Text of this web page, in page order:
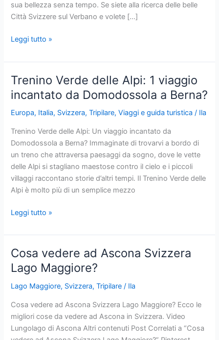
sua bellezza senza tempo. Se siete alla ricerca delle belle
Città Svizzere sul Verbano e volete […]
Scopri
belle
Città
Svizzere
sul
Verbano.
Maggiore
Cosa
Vedere,
Orari
e
Consigli
i
Leggi tutto »
Trenino Verde delle Alpi: 1 viaggio
incantato da Domodossola a Berna?
Europa, Italia, Svizzera,Tripilare,Viaggi e guida turistica / Ila
Trenino Verde delle Alpi: Un viaggio incantato da
Domodossola a Berna? Immaginate di trovarvi a bordo di
un treno che attraversa paesaggi da sogno, dove le vette
delle Alpi si stagliano maestose contro il cielo e i piccoli
villaggi raccontano storie d’altri tempi. Il Trenino Verde delle
Alpi è molto più di un semplice mezzo
Trenino
delle
Alpi:
1
viaggio
incantato
Domodossola
a
Berna?
Leggi tutto »
Cosa vedere ad Ascona Svizzera
Lago Maggiore?
Lago Maggiore, Svizzera,Tripilare / Ila
Cosa vedere ad Ascona Svizzera Lago Maggiore? Ecco le
migliori cose da vedere ad Ascona in Svizzera. Video
Lungolago di Ascona Altri contenuti Post Correlati a “Cosa